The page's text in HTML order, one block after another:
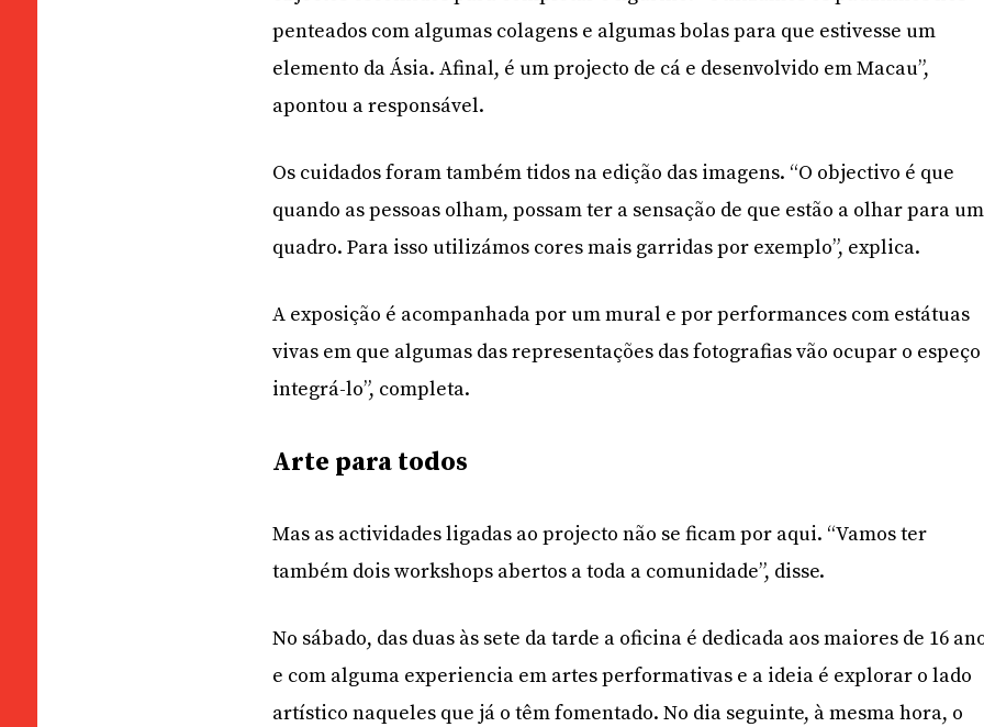
penteados com algumas colagens e algumas bolas para que estivesse um
elemento da Ásia. Afinal, é um projecto de cá e desenvolvido em Macau”,
apontou a responsável.
Os cuidados foram também tidos na edição das imagens. “O objectivo é que
quando as pessoas olham, possam ter a sensação de que estão a olhar para um
quadro. Para isso utilizámos cores mais garridas por exemplo”, explica.
A exposição é acompanhada por um mural e por performances com estátuas
vivas em que algumas das representações das fotografias vão ocupar o
integrá-lo”, completa.
Arte para todos
Mas as actividades ligadas ao projecto não se ficam por aqui. “Vamos ter
também dois workshops abertos a toda a comunidade”, disse.
No sábado, das duas às sete da tarde a oficina é dedicada aos maiores de 16
e com alguma experiencia em artes performativas e a ideia é explorar o lado
artístico naqueles que já o têm fomentado. No dia seguinte, à mesma hora, o